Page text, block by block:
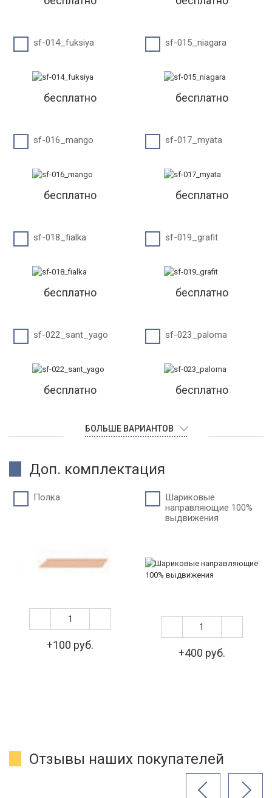
sf-014_fuksiya
бесплатно
sf-015_niagara
бесплатно
sf-016_mango
бесплатно
sf-017_myata
бесплатно
sf-018_fialka
бесплатно
sf-019_grafit
бесплатно
sf-022_sant_yago
бесплатно
sf-023_paloma
бесплатно
БОЛЬШЕ ВАРИАНТОВ
Доп. комплектация
Полка
+100 руб.
Шариковые
направляющие 100%
выдвижения
+400 руб.
Отзывы наших покупателей